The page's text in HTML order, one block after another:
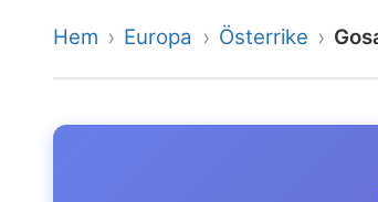
Hem Europa Österrike